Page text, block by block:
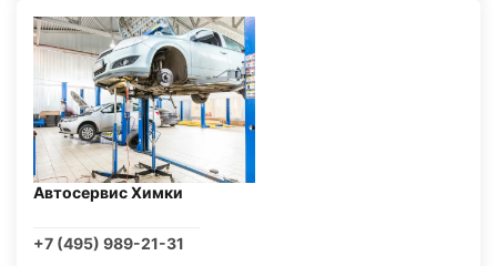
Автосервис Химки
+7 (495) 989-21-31